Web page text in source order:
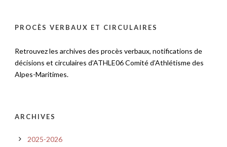
PROCÈS VERBAUX ET CIRCULAIRES
Retrouvez les archives des procès verbaux, notifications de
décisions et circulaires d’ATHLE06 Comité d’Athlétisme des
Alpes-Maritimes.
ARCHIVES
2025-2026